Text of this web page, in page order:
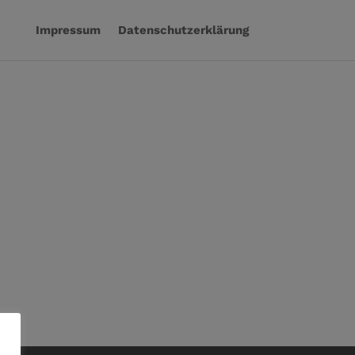
Impressum Datenschutzerklärung